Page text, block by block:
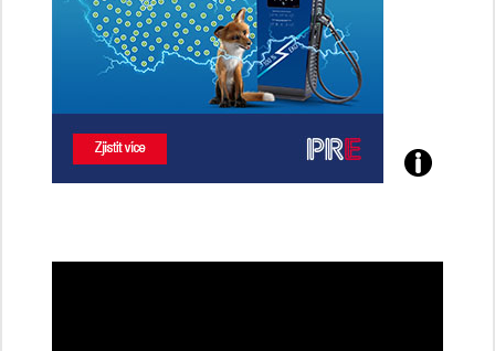
Poznejte